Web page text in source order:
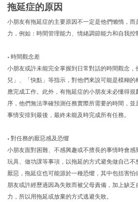
拖延症的原因
小朋友有拖延症的主要原因不一定是他們懶惰，
力，例如：時間管理能力、情緒調節能力和自我控
•時間觀念差
小朋友或許未能完全掌握到日常對話的時間觀念
兒」、「快點」等指示，對他們來說可能是模糊
應完成工作。此外，有拖延症的小朋友未必懂得
序，他們無法準確預測任務實際所需要的時間，
事情安排到最後，最終未能及時完成所有任務。
•對任務的厭惡感及恐懼
小朋友面對困難、不感興趣或不擅長的事情時會
玩具、做功課等事項，以拖延的方式避免做自己
厭惡，拖延症也可能源於一種恐懼，其中包括害
朋友或許經歷過因為失敗而被父母責備，加上缺
力，所以用拖延或放棄的方式逃避失敗。